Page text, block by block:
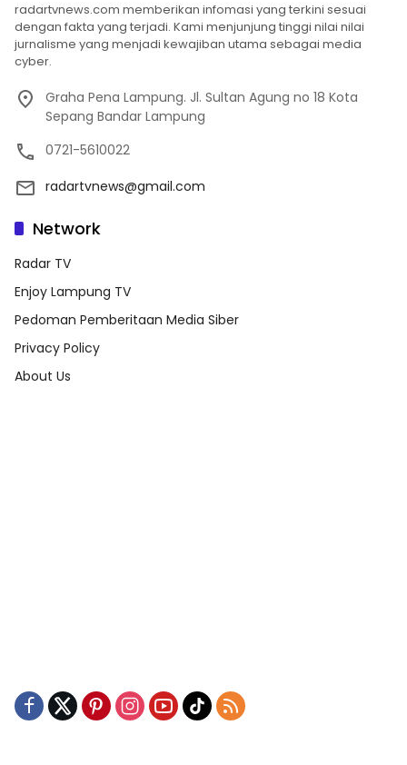
radartvnews.com memberikan infomasi yang terkini sesuai
dengan fakta yang terjadi. Kami menjunjung tinggi nilai nilai
jurnalisme yang menjadi kewajiban utama sebagai media
cyber.
Graha Pena Lampung. Jl. Sultan Agung no 18 Kota
Sepang Bandar Lampung
0721-5610022
radartvnews@gmail.com
Network
Radar TV
Enjoy Lampung TV
Pedoman Pemberitaan Media Siber
Privacy Policy
About Us